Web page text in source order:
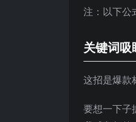
注：以下公
关键词吸
这招是爆款
要想一下子